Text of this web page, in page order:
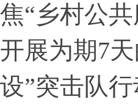
焦“乡村公
开展为期7
设”突击队